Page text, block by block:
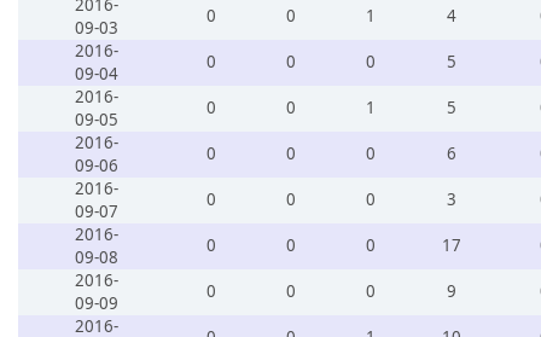
2016-
09-03
0 0 1 4
2016-
09-04
0 0 0 5
2016-
09-05
0 0 1 5
2016-
09-06
0 0 0 6
2016-
09-07
0 0 0 3
2016-
09-08
0 0 0 17
2016-
09-09
0 0 0 9
2016-